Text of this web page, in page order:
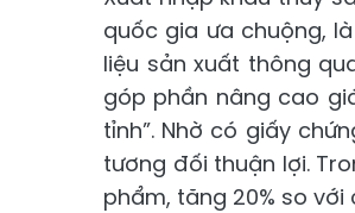
quốc gia ưa chuộng,
liệu sản xuất thông
góp phần nâng cao
tỉnh”. Nhờ có giấy
tương đối thuận lợi.
phẩm, tăng 20% so